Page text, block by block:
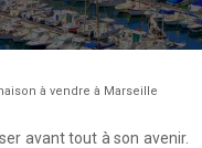
à vendre à Marseille
avant tout à son avenir.